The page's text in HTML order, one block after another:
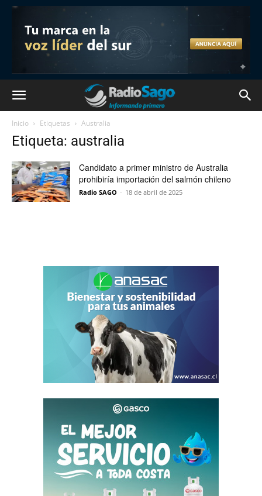
Inicio Etiquetas Australia
Etiqueta: australia
Candidato a primer ministro de Australia
prohibiría importación del salmón chileno
Radio SAGO - 18 de abril de 2025